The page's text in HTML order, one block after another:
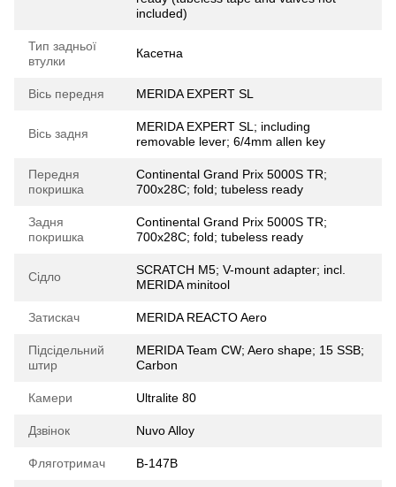
included)
Тип задньої
втулки
Касетна
Вісь передня MERIDA EXPERT SL
Вісь задня
MERIDA EXPERT SL; including
removable lever; 6/4mm allen key
Передня
покришка
Continental Grand Prix 5000S TR;
700x28C; fold; tubeless ready
Задня
покришка
Continental Grand Prix 5000S TR;
700x28C; fold; tubeless ready
Сідло
SCRATCH M5; V-mount adapter; incl.
MERIDA minitool
Затискач MERIDA REACTO Aero
Підсідельний
штир
MERIDA Team CW; Aero shape; 15 SSB;
Carbon
Камери Ultralite 80
Дзвінок Nuvo Alloy
Фляготримач B-147B